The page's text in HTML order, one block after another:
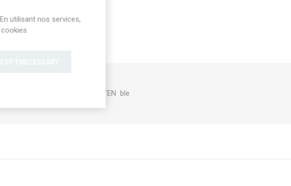
AVEC RICE CAKE avec GLUTEN ble
utilisant nos services,